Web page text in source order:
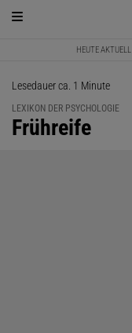
HEUTE AKTUELL
Lesedauer ca. 1 Minute
LEXIKON DER PSYCHOLOGIE
:
Frühreife